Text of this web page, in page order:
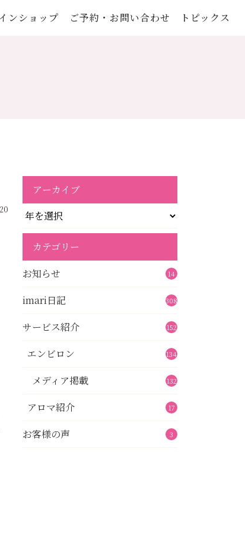
ンショップ ご予約・お問い合わせ トピックス
アーカイブ
カテゴリー
お知らせ
14
imari日記 308
サービス紹介 152
エンビロン 134
メディア掲載 132
アロマ紹介 17
お客様の声 3